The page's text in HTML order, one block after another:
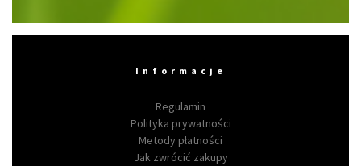
Informacje
Regulamin
Polityka prywatności
Metody płatności
Jak zwrócić zakupy